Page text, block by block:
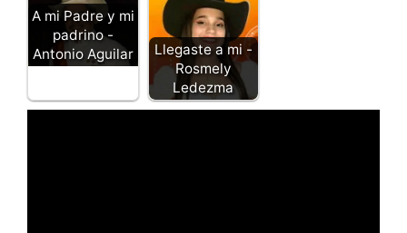
A mi Padre y mi
padrino -
Antonio Aguilar
Llegaste a mi -
Rosmely
Ledezma